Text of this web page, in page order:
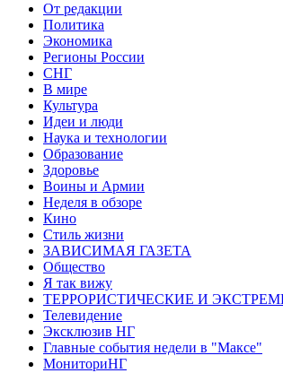
От редакции
Политика
Экономика
Регионы России
СНГ
В мире
Культура
Идеи и люди
Наука и технологии
Образование
Здоровье
Воины и Армии
Неделя в обзоре
Кино
Стиль жизни
ЗАВИСИМАЯ ГАЗЕТА
Общество
Я так вижу
ТЕРРОРИСТИЧЕСКИЕ И
Телевидение
Эксклюзив НГ
Главные события недели в "Максе"
МониториНГ